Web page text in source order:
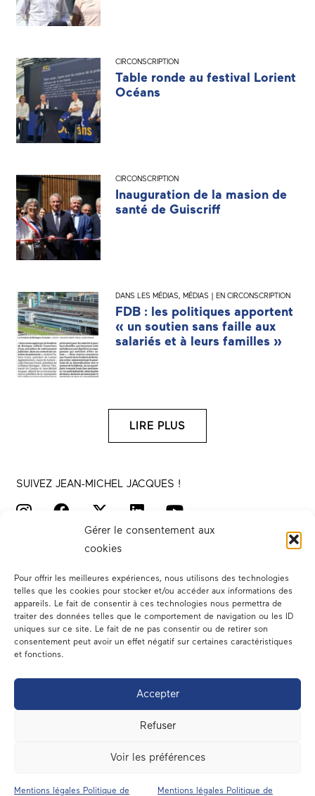
Gérer le consentement aux
cookies
Pour offrir les meilleures expériences, nous utilisons des technologies
telles que les cookies pour stocker et/ou accéder aux informations des
appareils. Le fait de consentir à ces technologies nous permettra de
traiter des données telles que le comportement de navigation ou les ID
uniques sur ce site. Le fait de ne pas consentir ou de retirer son
consentement peut avoir un effet négatif sur certaines caractéristiques
et fonctions.
Accepter
Refuser
Voir les préférences
Mentions légales Politique de Mentions légales Politique de
CIRCONSCRIPTION
Table ronde au festival Lorient
Océans
CIRCONSCRIPTION
Inauguration de la masion de
santé de Guiscriff
DANS LES MÉDIAS, MÉDIAS | EN CIRCONSCRIPTION
FDB : les politiques apportent
« un soutien sans faille aux
salariés et à leurs familles »
LIRE PLUS
SUIVEZ JEAN-MICHEL JACQUES !
Votre député
Dans les médias
En circonscription
A l’assemblée
Contact